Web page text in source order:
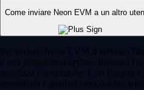
Come inviare Neon EVM a un altro
Per inviare Neon EVM ti servono
e una piattaforma crypto. Inserisci
autorizza l'operazione. Con l'app di
immediato e gestisci tutto dal tuo